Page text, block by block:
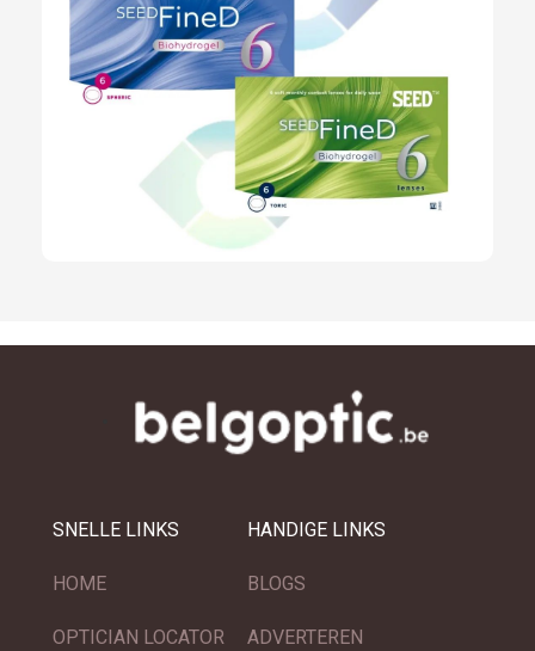
SNELLE LINKS
HOME
OPTICIAN LOCATOR
HANDIGE LINKS
BLOGS
ADVERTEREN